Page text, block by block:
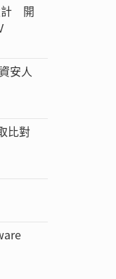
計 開
安人
比對